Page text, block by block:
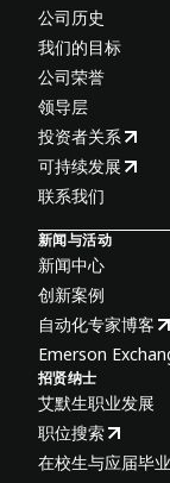
公司历史
我们的目标
公司荣誉
领导层
投资者关系
可持续发展
联系我们
新闻与活动
新闻中心
创新案例
自动化专家博客
Emerson
招贤纳士
艾默生职业发展
职位搜索
在校生与应届毕